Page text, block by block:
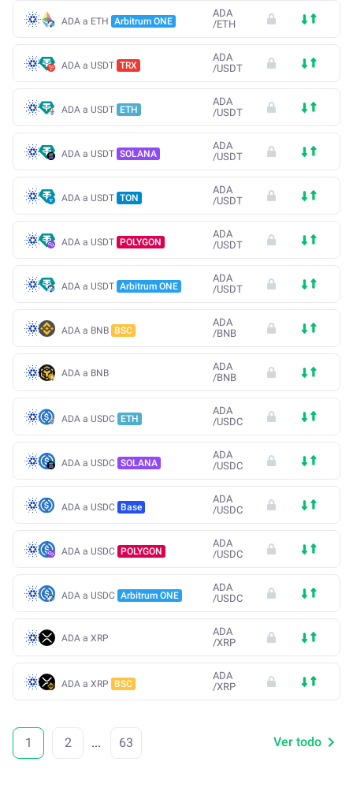
ADA a ETH Arbitrum ONE
ADA
/ETH
ADA a USDT TRX
ADA
/USDT
ADA a USDT ETH
ADA
/USDT
ADA a USDT SOLANA
ADA
/USDT
ADA a USDT TON
ADA
/USDT
ADA a USDT POLYGON
ADA
/USDT
ADA a USDT Arbitrum ONE
ADA
/USDT
ADA a BNB BSC
ADA
/BNB
ADA a BNB
ADA
/BNB
ADA a USDC ETH
ADA
/USDC
ADA a USDC SOLANA
ADA
/USDC
ADA a USDC Base
ADA
/USDC
ADA a USDC POLYGON
ADA
/USDC
ADA a USDC Arbitrum ONE
ADA
/USDC
ADA a XRP
ADA
/XRP
ADA a XRP BSC
ADA
/XRP
1 2 ... 63 Ver todo